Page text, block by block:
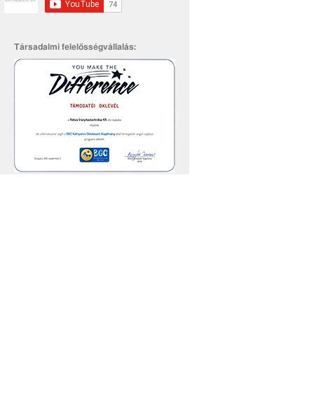
Társadalmi felelősségvállalás: